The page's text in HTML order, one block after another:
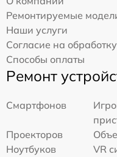
Ремонтируемые
Наши услуги
Согласие на
Способы оплаты
Ремонт
Смартфонов
Проекторов
Ноутбуков
VR